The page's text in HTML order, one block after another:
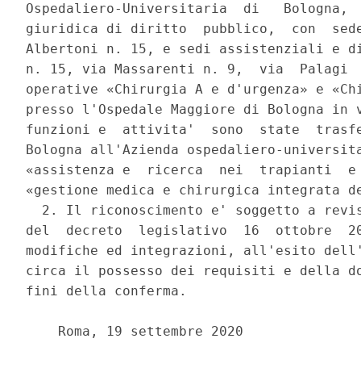
Ospedaliero-Universitaria  di
giuridica di diritto  pubblico,  con
Albertoni n. 15, e sedi assistenziali e
n. 15, via Massarenti n. 9,  via
operative «Chirurgia A e d'urgenza» e
presso l'Ospedale Maggiore di
funzioni e  attivita'  sono  state
Bologna all'Azienda ospedaliero-
«assistenza e  ricerca  nei  trapianti
«gestione medica e chirurgica integrata
2. Il riconoscimento e' soggetto a
del  decreto  legislativo  16  ottobre
modifiche ed integrazioni, all'esito
circa il possesso dei requisiti e della
fini della conferma.
    Roma, 19 settembre 2020